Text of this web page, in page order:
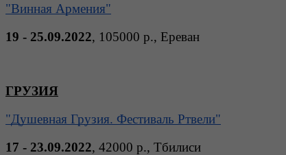
"Винная Армения"
19 - 25.09.2022, 105000 р., Ереван
ГРУЗИЯ
"Душевная Грузия. Фестиваль Ртвели"
17 - 23.09.2022, 42000 р., Тбилиси